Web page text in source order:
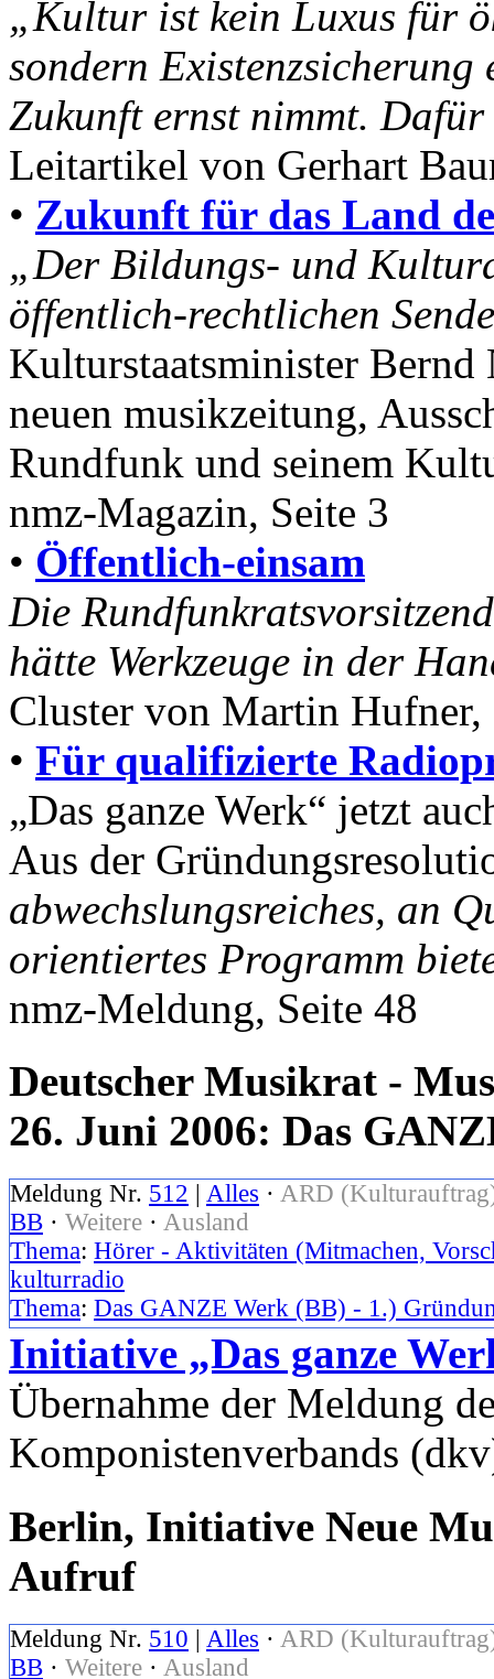
„Kultur ist kein Luxus für
sondern
Zukunft ernst nimmt.
Leitartikel von Gerhart
• Zukunft für das Land
„Der Bildungs- und
öffentlich-rechtlichen
Kulturstaatsminister Bernd
neuen musikzeitung,
Rundfunk und seinem
nmz-Magazin, Seite 3
• Öffentlich-einsam
Die
hätte Werkzeuge in der
Cluster von Martin Hufner,
• Für qualifizierte
„Das ganze Werk“ jetzt
Aus der
abwechslungsreiches, an
orientiertes Programm
nmz-Meldung, Seite 48
Deutscher Musikrat -
26. Juni 2006: Das
Meldung Nr. 512 Alles · ARD
BB · Weitere · Ausland
Thema: Hörer - Aktivitäten (Mitmachen,
kulturradio
Thema: Das GANZE Werk (BB) - 1.)
Initiative „Das ganze
Übernahme der Meldung
Komponistenverbands
Berlin, Initiative Neue
Aufruf
Meldung Nr. 510 | Alles · ARD
BB · Weitere · Ausland